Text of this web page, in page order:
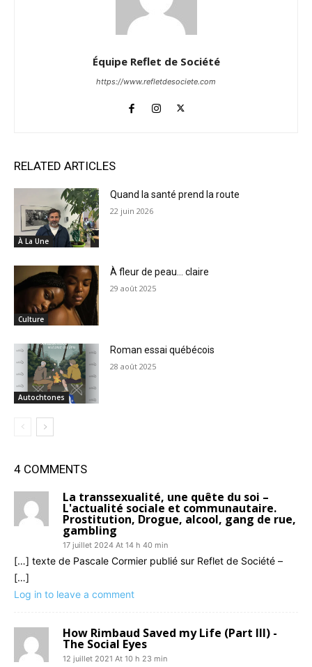
Équipe Reflet de Société
https://www.refletdesociete.com
RELATED ARTICLES
À La Une
Quand la santé prend la route
22 juin 2026
Culture
À fleur de peau… claire
29 août 2025
Autochtones
Roman essai québécois
28 août 2025
4 COMMENTS
La transsexualité, une quête du soi –
L'actualité sociale et communautaire.
Prostitution, Drogue, alcool, gang de rue,
gambling
17 juillet 2024 At 14 h 40 min
[…] texte de Pascale Cormier publié sur Reflet de Société –
[…]
Log in to leave a comment
How Rimbaud Saved my Life (Part III) -
The Social Eyes
12 juillet 2021 At 10 h 23 min